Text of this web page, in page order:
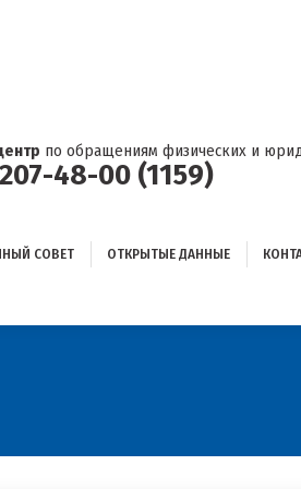
по обращениям физических и
48-00 (1159)
СОВЕТ ОТКРЫТЫЕ ДАННЫЕ